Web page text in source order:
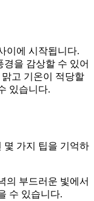
이에 시작됩니다.
을 감상할 수 있어
고 기온이 적당할
있습니다.
몇 가지 팁을 기억하
의 부드러운 빛에서
수 있습니다.